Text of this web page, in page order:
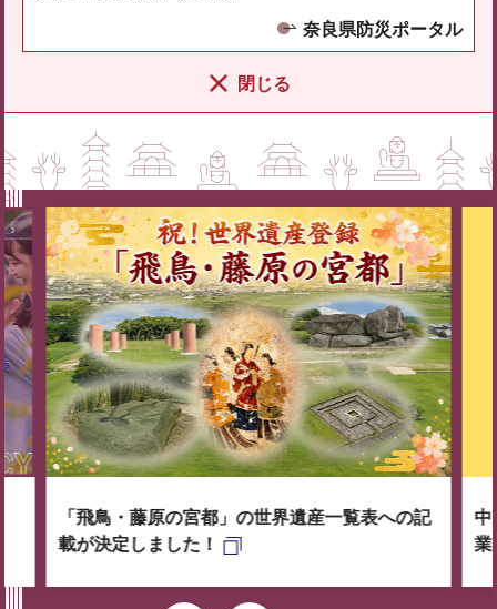
奈良県防災ポータル
閉じる
「飛鳥・藤原の宮都」の世界遺産一覧表への記
載が決定しました！
中
業